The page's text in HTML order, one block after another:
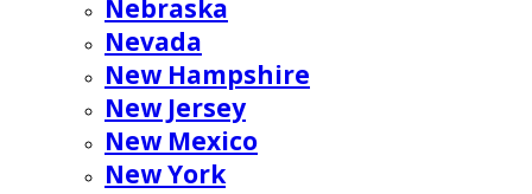
Nebraska
Nevada
New Hampshire
New Jersey
New Mexico
New York